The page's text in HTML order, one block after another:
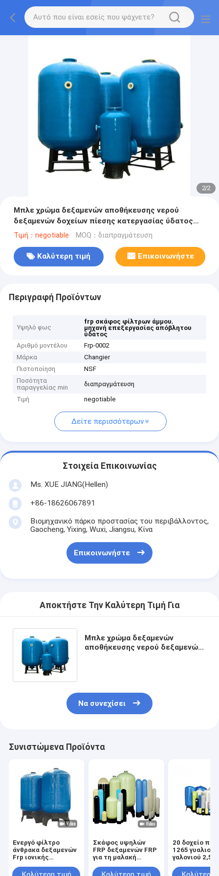
2/2
Μπλε χρώμα δεξαμενών αποθήκευσης νερού
δεξαμενών δοχείων πίεσης κατεργασίας ύδατος
FRP RO
Τιμή：negotiable MOQ：διαπραγμάτευση
Καλύτερη τιμή Επικοινωνήστε
Περιγραφή Προϊόντων
Υψηλό φως
frp σκάφος φίλτρων άμμου,
μηχανή επεξεργασίας απόβλητου
ύδατος
Αριθμό μοντέλου
Frp-0002
Μάρκα
Changier
Πιστοποίηση
NSF
Ποσότητα
παραγγελίας min
διαπραγμάτευση
Τιμή negotiable
Δείτε περισσότερων
Στοιχεία Επικοινωνίας
Ms. XUE JIANG(Hellen)
+86-18626067891
Βιομηχανικό πάρκο προστασίας του περιβάλλοντος,
Gaocheng, Yixing, Wuxi, Jiangsu, Κίνα
Επικοινωνήστε
Αποκτήστε Την Καλύτερη Τιμή Για
Μπλε χρώμα δεξαμενών
αποθήκευσης νερού δεξαμενών
Να συνεχίσει
Συνιστώμενα Προϊόντα
Ενεργό φίλτρο
άνθρακα δεξαμενών
Frp ιονικής
αντιοξειδωτικό και
Σκάφος υψηλών
FRP δεξαμενών FRP
για τη μαλακή
Preteatment FRP
20 δοχείο
1265 γυαλιού
γαλονιού 2,5»
RO